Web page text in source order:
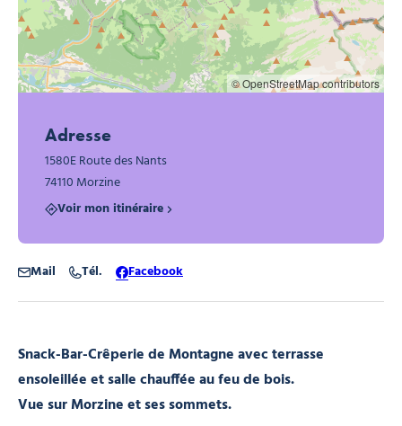
Snack-Bar-Crêperie de Montagne avec terrasse
ensoleillée et salle chauffée au feu de bois.
Vue sur Morzine et ses sommets.
© OpenStreetMap contributors
Adresse
1580E Route des Nants
74110 Morzine
Voir mon itinéraire
Mail Tél. Facebook